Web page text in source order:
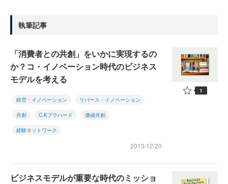
執筆記事
「消費者との共創」をいかに実現するの
か？コ・イノベーション時代のビジネス
モデルを考える
経営・イノベーション リバース・イノベーション
共創 C.Kプラハード 価値共創
経験ネットワーク
2013/12/20
1
ビジネスモデルが重要な時代のミッショ